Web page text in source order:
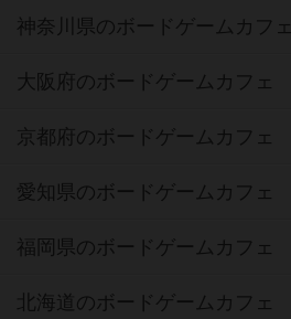
神奈川県のボードゲームカフェ
大阪府のボードゲームカフェ
京都府のボードゲームカフェ
愛知県のボードゲームカフェ
福岡県のボードゲームカフェ
北海道のボードゲームカフェ